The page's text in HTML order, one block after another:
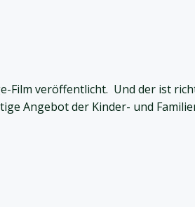
Film veröffentlicht. Und der ist
Angebot der Kinder- und